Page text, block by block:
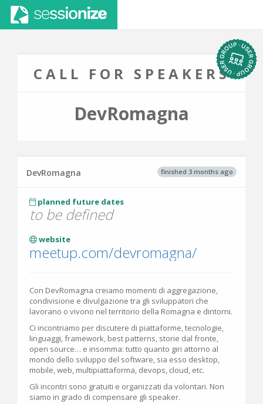
CALL FOR SPEAKERS
DevRomagna
finished 3 months ago
DevRomagna
planned future dates
to be defined
website
meetup.com/devromagna/
Con DevRomagna creiamo momenti di aggregazione,
condivisione e divulgazione tra gli sviluppatori che
lavorano o vivono nel territorio della Romagna e dintorni.
Ci incontriamo per discutere di piattaforme, tecnologie,
linguaggi, framework, best patterns, storie dal fronte,
open source… e insomma: tutto quanto giri attorno al
mondo dello sviluppo del software, sia esso desktop,
mobile, web, multipiattaforma, devops, cloud, etc.
Gli incontri sono gratuiti e organizzati da volontari. Non
siamo in grado di compensare gli speaker.